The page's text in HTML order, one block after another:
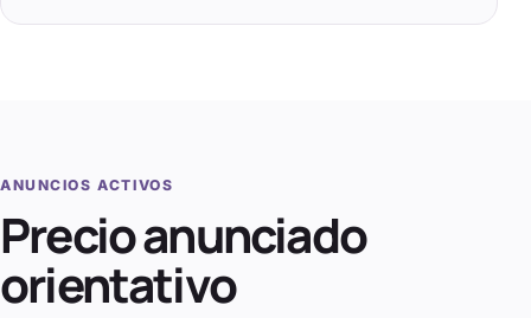
ANUNCIOS ACTIVOS
Precio anunciado
orientativo